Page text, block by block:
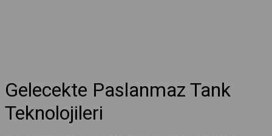
Gelecekte Paslanmaz Tank
Teknolojileri